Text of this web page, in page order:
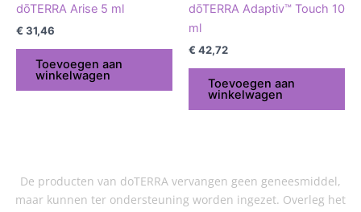
dōTERRA Arise 5 ml
€ 31,46
Toevoegen aan
winkelwagen
dōTERRA Adaptiv™ Touch 10
ml
€ 42,72
Toevoegen aan
winkelwagen
De producten van doTERRA vervangen geen geneesmiddel,
maar kunnen ter ondersteuning worden ingezet. Overleg het